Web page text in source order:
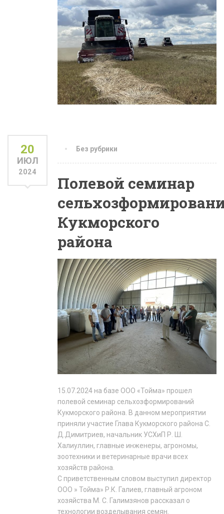
20
ИЮЛ
2024
Без рубрики
Полевой семинар
Кукморского
района
15.07.2024 на базе ООО «Тойма» прошел
полевой семинар сельхозформирований
Кукморского района. В данном мероприятии
приняли участие Глава Кукморского района С.
Д.Димитриев, начальник УСХиП Р. Ш.
Халиуллин, главные инженеры, агрономы,
зоотехники и ветеринарные врачи всех
хозяйств района.
С приветственным словом выступил директор
ООО » Тойма» Р.К. Галиев, главный агроном
хозяйства М. С. Галимзянов рассказал о
технологии возделывания семян.